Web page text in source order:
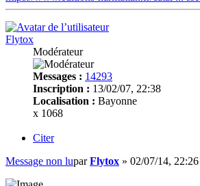
Flytox
Modérateur
Messages : 14293
Inscription : 13/02/07, 22:38
Localisation : Bayonne
x 1068
Citer
Message non luparFlytox » 02/07/14, 22:26